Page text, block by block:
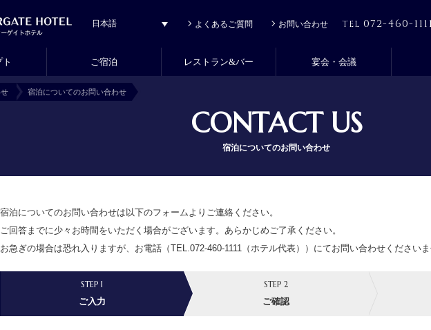
TEL 072-460-1111
ご宿泊 レストラン&バー 宴会・会議
よくあるご質問 お問い合わせ
宿泊についてのお問い合わせ
CONTACT US
宿泊についてのお問い合わせ
宿泊についてのお問い合わせは以下のフォームよりご連絡ください。
ご回答までに少々お時間をいただく場合がございます。あらかじめご了承ください。
お急ぎの場合は恐れ入りますが、お電話（TEL.072-460-1111 （ホテル代表））にてお問い合わせくださいま
STEP 1
ご入力
STEP 2
ご確認